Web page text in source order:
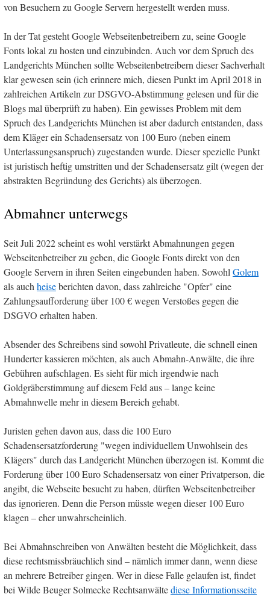
von Besuchern zu Google Servern hergestellt werden muss.
In der Tat gesteht Google Webseitenbetreibern zu, seine Google
Fonts lokal zu hosten und einzubinden. Auch vor dem Spruch des
Landgerichts München sollte Webseitenbetreibern dieser Sachverhalt
klar gewesen sein (ich erinnere mich, diesen Punkt im April 2018 in
zahlreichen Artikeln zur DSGVO-Abstimmung gelesen und für die
Blogs mal überprüft zu haben). Ein gewisses Problem mit dem
Spruch des Landgerichts München ist aber dadurch entstanden, dass
dem Kläger ein Schadensersatz von 100 Euro (neben einem
Unterlassungsanspruch) zugestanden wurde. Dieser spezielle Punkt
ist juristisch heftig umstritten und der Schadensersatz gilt (wegen der
abstrakten Begründung des Gerichts) als überzogen.
Abmahner unterwegs
Seit Juli 2022 scheint es wohl verstärkt Abmahnungen gegen
Webseitenbetreiber zu geben, die Google Fonts direkt von den
Google Servern in ihren Seiten eingebunden haben. SowohlGolem
als auchheiseberichten davon, dass zahlreiche "Opfer" eine
Zahlungsaufforderung über 100 € wegen Verstoßes gegen die
DSGVO erhalten haben.
Absender des Schreibens sind sowohl Privatleute, die schnell einen
Hunderter kassieren möchten, als auch Abmahn-Anwälte, die ihre
Gebühren aufschlagen. Es sieht für mich irgendwie nach
Goldgräberstimmung auf diesem Feld aus – lange keine
Abmahnwelle mehr in diesem Bereich gehabt.
Juristen gehen davon aus, dass die 100 Euro
Schadensersatzforderung "wegen individuellem Unwohlsein des
Klägers" durch das Landgericht München überzogen ist. Kommt die
Forderung über 100 Euro Schadensersatz von einer Privatperson, die
angibt, die Webseite besucht zu haben, dürften Webseitenbetreiber
das ignorieren. Denn die Person müsste wegen dieser 100 Euro
klagen – eher unwahrscheinlich.
Bei Abmahnschreiben von Anwälten besteht die Möglichkeit, dass
diese rechtsmissbräuchlich sind – nämlich immer dann, wenn diese
an mehrere Betreiber gingen. Wer in diese Falle gelaufen ist, findet
bei Wilde Beuger Solmecke Rechtsanwältediese Informationsseite